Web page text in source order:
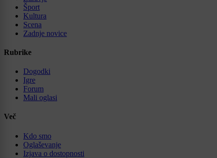
Šport
Kultura
Scena
Zadnje novice
Rubrike
Dogodki
Igre
Forum
Mali oglasi
Več
Kdo smo
Oglaševanje
Izjava o dostopnosti